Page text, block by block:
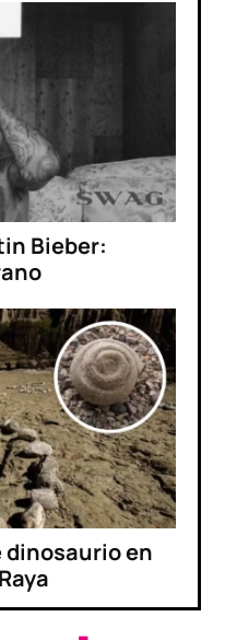
Bieber:
dinosaurio en